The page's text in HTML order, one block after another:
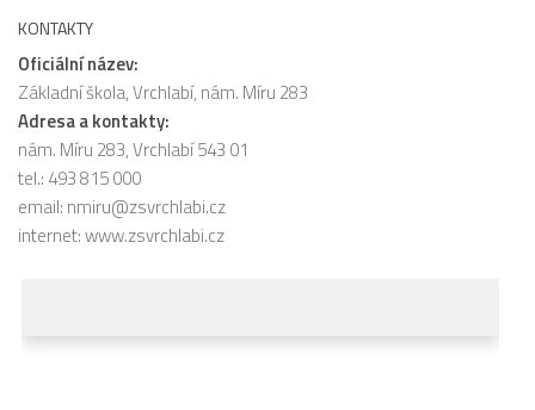
KONTAKTY
Oficiální název:
Základní škola, Vrchlabí, nám. Míru 283
Adresa a kontakty:
nám. Míru 283, Vrchlabí 543 01
tel.: 493 815 000
email: nmiru@zsvrchlabi.cz
internet:www.zsvrchlabi.cz